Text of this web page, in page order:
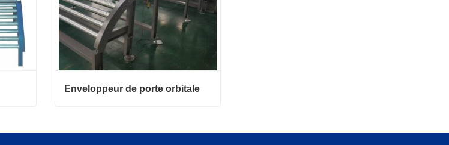
Enveloppeur de porte orbitale
Contacter maintenant